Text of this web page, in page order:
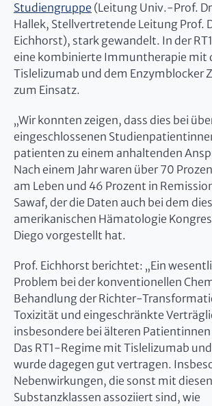
Studiengruppe (Leitung Univ.-Prof.
Hallek, Stellvertretende Leitung Prof.
Eichhorst), stark gewandelt. In der
eine kombinierte Immuntherapie mit
Tislelizumab und dem Enzymblocker
zum Einsatz.
„Wir konnten zeigen, dass dies bei
eingeschlossenen
patienten zu einem anhaltenden
Nach einem Jahr waren über 70
am Leben und 46 Prozent in
Sawaf, der die Daten auch bei dem
amerikanischen Hämatologie
Diego vorgestellt hat.
Prof. Eichhorst berichtet: „Ein
Problem bei der konventionellen
Behandlung der Richter-
Toxizität und eingeschränkte
insbesondere bei älteren
Das RT1-Regime mit Tislelizumab
wurde dagegen gut vertragen.
Nebenwirkungen, die sonst mit diesen
Substanzklassen assoziiert sind, wie